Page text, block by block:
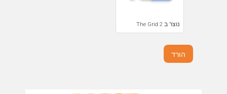
נוצר ב The Grid 2
הורד